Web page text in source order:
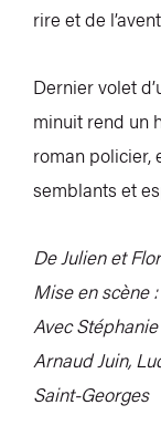
rire et de
Dernier volet
minuit rend un
roman policier,
semblants et
De Julien et
Mise en scène
Avec
Arnaud Juin,
Saint-Georges